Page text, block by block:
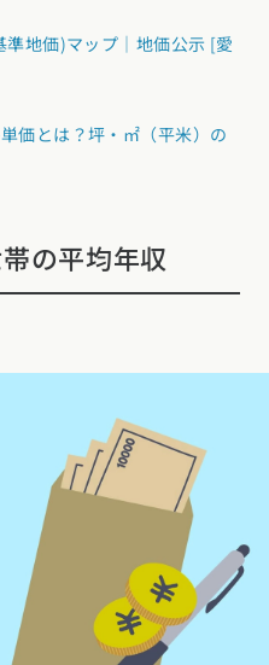
地価)マップ｜地価公示 [愛
価とは？坪・㎡（平米）の
の平均年収